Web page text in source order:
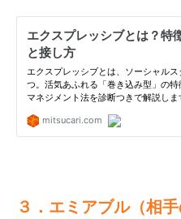
３．エミアブル（相